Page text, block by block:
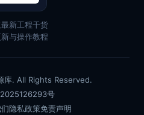
新工程干货
与操作教程
库. All Rights Reserved.
号
隐私政策免责声明